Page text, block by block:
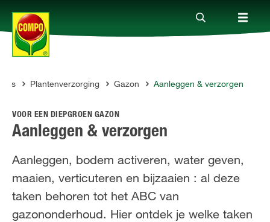
Producten
Advies
Thema's
Tot je dienst
Plantenverzorging Gazon Aanleggen & verzorgen
VOOR EEN DIEPGROEN GAZON
Aanleggen & verzorgen
Aanleggen, bodem activeren, water geven,
maaien, verticuteren en bijzaaien : al deze
taken behoren tot het ABC van
gazononderhoud. Hier ontdek je welke taken